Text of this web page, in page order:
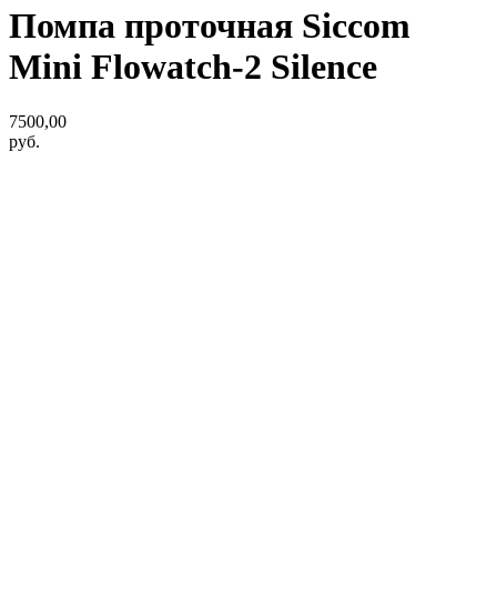
Помпа проточная Siccom
Mini Flowatch-2 Silence
7500,00
руб.